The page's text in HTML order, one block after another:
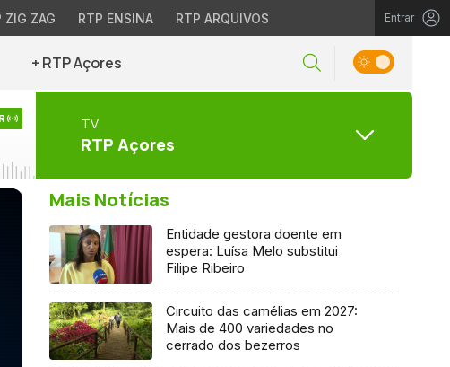
ZIG ZAG RTP ENSINA RTP ARQUIVOS Entrar
+ RTP Açores
TV
RTP Açores
Mais Notícias
Entidade gestora doente em
espera: Luísa Melo substitui
Filipe Ribeiro
Circuito das camélias em 2027:
Mais de 400 variedades no
cerrado dos bezerros